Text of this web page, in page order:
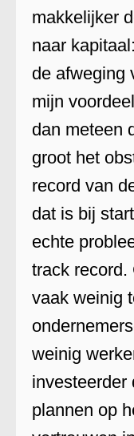
makkelijker
naar
de afweging
mijn
dan meteen
groot het
record van
dat is bij
echte
track record.
vaak weinig
weinig
investeerder
plannen op